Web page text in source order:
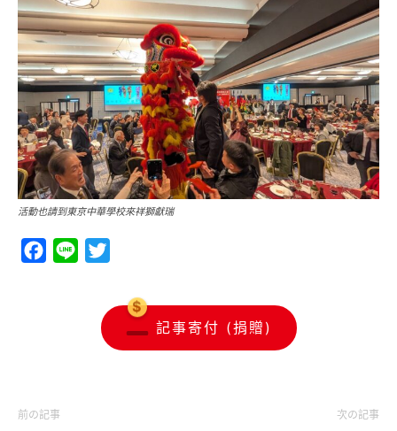
活動也請到東京中華學校來祥獅獻瑞
Facebook
Line
記事寄付 (捐贈)
前の記事 次の記事